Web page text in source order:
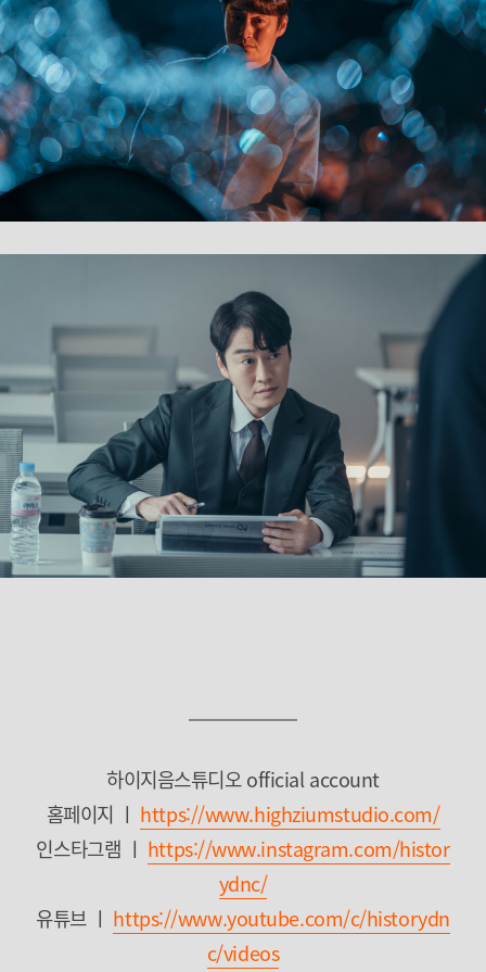
하이지음스튜디오 official account
홈페이지 ㅣ https://www.highziumstudio.com/
인스타그램 ㅣ https://www.instagram.com/histor
ydnc/
유튜브 ㅣ https://www.youtube.com/c/historydn
c/videos